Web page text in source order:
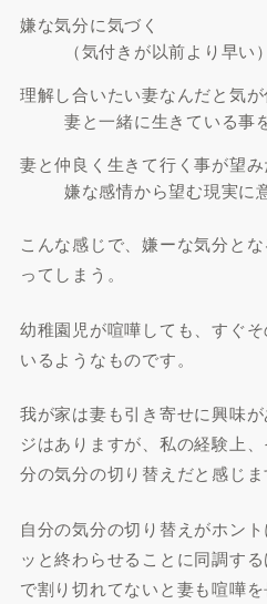
嫌な気分に気づく
（気付きが以前より早い）
理解し合いたい妻なんだと気が
妻と一緒に生きている事
妻と仲良く生きて行く事が望み
嫌な感情から望む現実に
こんな感じで、嫌ーな気分と
ってしまう。
幼稚園児が喧嘩しても、すぐ
いるようなものです。
我が家は妻も引き寄せに興味
ジはありますが、私の経験上
分の気分の切り替えだと感じま
自分の気分の切り替えがホン
ッと終わらせることに同調す
で割り切れてないと妻も喧嘩